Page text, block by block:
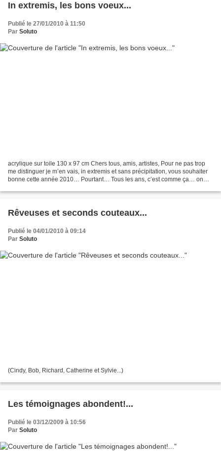
In extremis, les bons voeux...
Publié le 27/01/2010 à 11:50
Par Soluto
acrylique sur toile 130 x 97 cm Chers tous, amis, artistes, Pour ne pas trop
me distinguer je m’en vais, in extremis et sans précipitation, vous souhaiter
bonne cette année 2010… Pourtant… Tous les ans, c’est comme ça… on
Rêveuses et seconds couteaux...
Publié le 04/01/2010 à 09:14
Par Soluto
(Cindy, Bob, Richard, Catherine et Sylvie...)
Les témoignages abondent!...
Publié le 03/12/2009 à 10:56
Par Soluto